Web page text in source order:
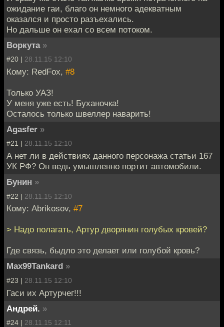
ожидание гаи, благо он немного адекватным
оказался и просто разъехались.
Но дальше он ехал со всем потоком.
Воркута »
#20 | 28.11.15 12:10
Кому: RedFox, #8
Только УАЗ!
У меня уже есть! Буханочка!
Осталось только швеллер наварить!
Agasfer »
#21 | 28.11.15 12:10
А нет ли в действиях данного персонажа статьи 167
УК РФ? Он ведь умышленно портит автомобили.
Бунин »
#22 | 28.11.15 12:10
Кому: Abrikosov, #7
> Надо полагать, Артур дворянин голубых кровей?
Где связь, быдло это делает или голубой кровь?
Max99Tankard »
#23 | 28.11.15 12:10
Гаси их Артурчег!!!
Андрей. »
#24 | 28.11.15 12:11